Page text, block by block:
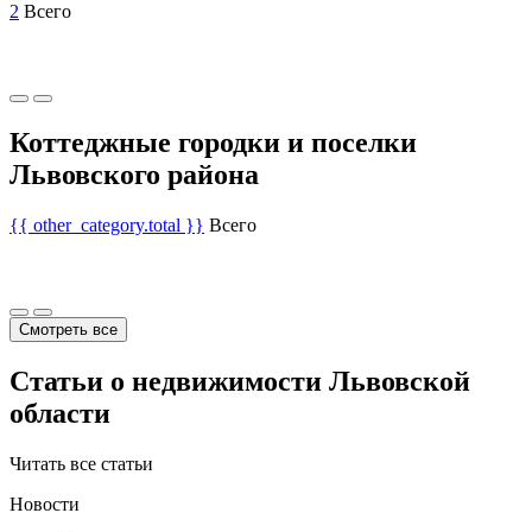
2 Всего
Коттеджные городки и поселки
Львовского района
{{ other_category.total }} Всего
Смотреть все
Статьи о недвижимости Львовской
области
Читать все статьи
Новости